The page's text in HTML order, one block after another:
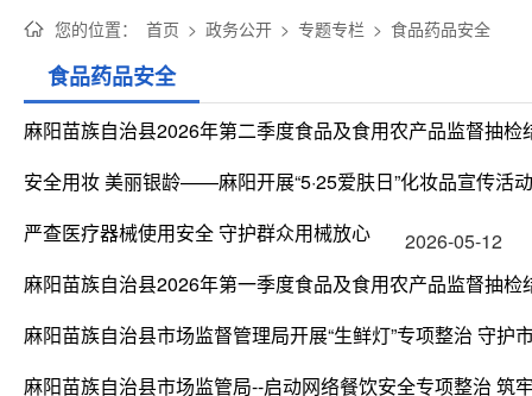
您的位置： 首页 > 政务公开 > 专题专栏 > 食品药品安全
食品药品安全
麻阳苗族自治县2026年第二季度食品及食用农产品监督抽检
安全用妆 美丽银龄——麻阳开展“5·25爱肤日”化妆品宣传活动
严查医疗器械使用安全 守护群众用械放心
2026-05-12
麻阳苗族自治县2026年第一季度食品及食用农产品监督抽检
麻阳苗族自治县市场监督管理局开展“生鲜灯”专项整治 守护
麻阳苗族自治县市场监管局--启动网络餐饮安全专项整治 筑